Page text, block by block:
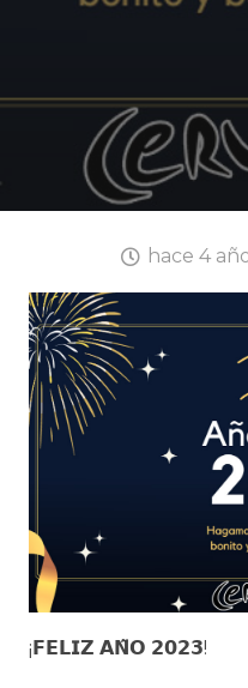
hace 4
¡𝗙𝗘𝗟𝗜𝗭 𝗔𝗡̃𝗢 𝟮𝟬𝟮𝟯!